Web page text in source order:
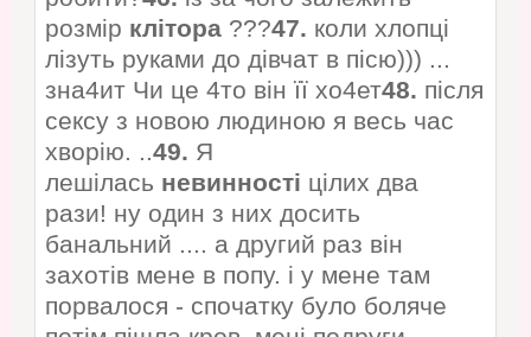
розмір клітора???47. коли хлопці
лізуть руками до дівчат в пісю))) ...
зна4ит Чи це 4то він її хо4ет48. після
сексу з новою людиною я весь час
хворію. ..49. Я
лешілась невинності цілих два
рази! ну один з них досить
банальний .... а другий раз він
захотів мене в попу. і у мене там
порвалося - спочатку було боляче